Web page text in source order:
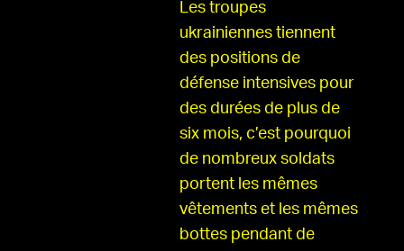
Les troupes
ukrainiennes tiennent
des positions de
défense intensives pour
des durées de plus de
six mois, c’est pourquoi
de nombreux soldats
portent les mêmes
vêtements et les mêmes
bottes pendant de